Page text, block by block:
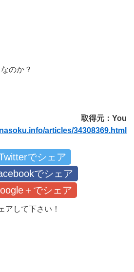
のか？
取得元：You
articles/34308369.html
でシェア
でシェア
＋でシェア
アして下さい！